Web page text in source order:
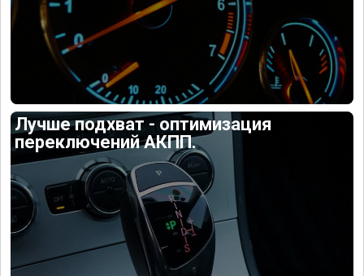
Лучше подхват - оптимизация
переключений АКПП.